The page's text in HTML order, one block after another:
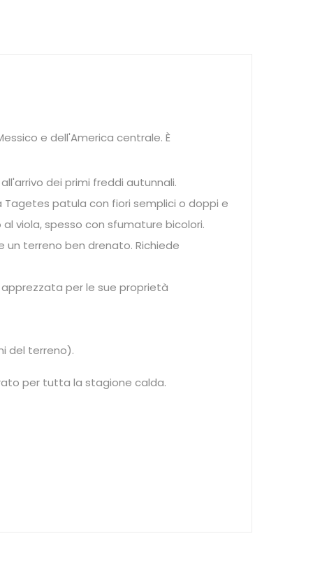
e dell'America centrale. È
dei primi freddi autunnali.
Tagetes patula con fiori semplici o doppi e
viola, spesso con sfumature bicolori.
terreno ben drenato. Richiede
per le sue proprietà
del terreno).
per tutta la stagione calda.